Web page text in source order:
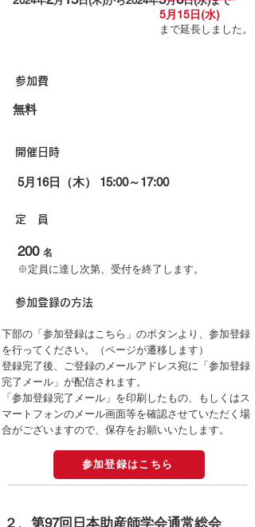
参加費
無料
5月15日(水)
まで延長しました。
​開催日時
5月16日（木） 15:00～17:00
​定 員
200 名
※定員に達し次第、受付を終了します。
参加登録の方法
下部の「参加登録はこちら」のボタンより、参加登録
を行ってください。（ページが遷移します）
登録完了後、ご登録のメールアドレス宛に「参加登録
完了メール」が配信されます。
​「参加登録完了メール」を印刷したもの、もしくはス
マートフォンのメール画面等を確認させていただく場
合がございますので、保存をお願いいたします。
参加登録はこちらから
※参加登録は終了いたし
２、第97回日本助産師学会通常総会
参加登録はこちら